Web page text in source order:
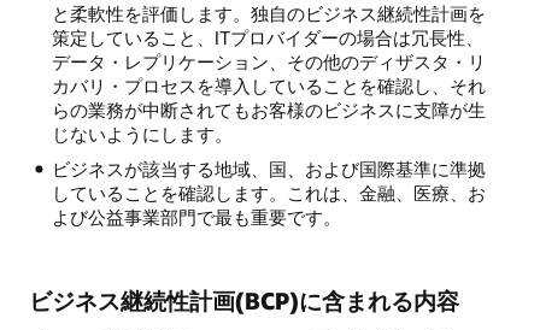
と柔軟性を評価します。独自のビジネス継続性計画を
策定していること、ITプロバイダーの場合は冗長性、
データ・レプリケーション、その他のディザスタ・リ
カバリ・プロセスを導入していることを確認し、それ
らの業務が中断されてもお客様のビジネスに支障が生
じないようにします。
ビジネスが該当する地域、国、および国際基準に準拠
していることを確認します。これは、金融、医療、お
よび公益事業部門で最も重要です。
ビジネス継続性計画(BCP)に含まれる内容